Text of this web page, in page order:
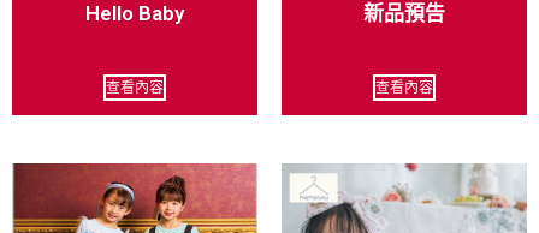
Hello Baby
查看內容
新品預告
查看內容